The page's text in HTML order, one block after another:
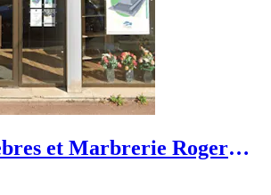
et Marbrerie Roger